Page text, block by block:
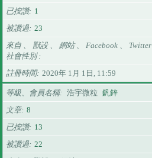
已按讚
1
被讚過 23
來自 、 獸設 、 網站 、 Facebook 、 Twitter
社會性別
註冊時間
2020年 1月 1日, 11:59
等級、會員名稱 浩宇微粒 釩鋅
文章 8
已按讚
13
被讚過 22